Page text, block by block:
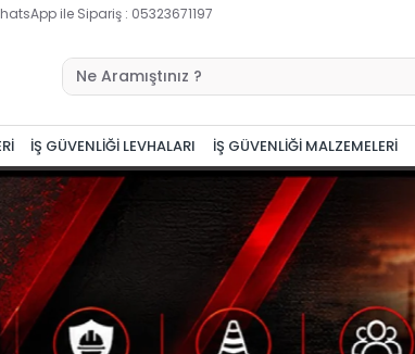
ile Sipariş : 05323671197
İŞ GÜVENLİĞİ LEVHALARI İŞ GÜVENLİĞİ MALZEMELERİ